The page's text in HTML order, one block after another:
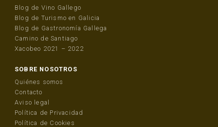
Blog de Vino Gallego
Blog de Turismo en Galicia
Blog de Gastronomía Gallega
Camino de Santiago
Xacobeo 2021 – 2022
SOBRE NOSOTROS
Quiénes somos
Contacto
Aviso legal
Política de Privacidad
Política de Cookies